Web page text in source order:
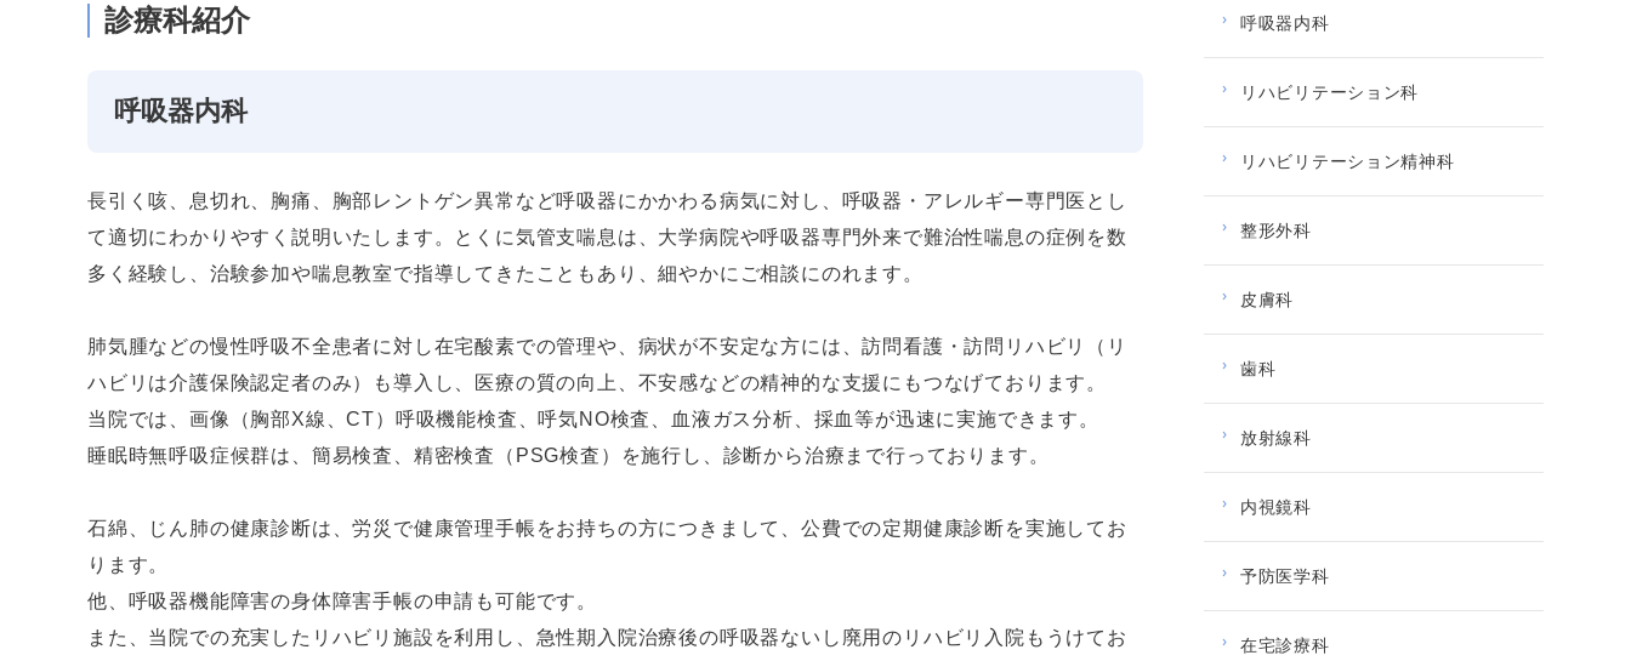
診療科紹介
呼吸器内科
長引く咳、息切れ、胸痛、胸部レントゲン異常など呼吸器にかかわる病気に対し、呼吸器・アレルギー専門医とし
て適切にわかりやすく説明いたします。とくに気管支喘息は、大学病院や呼吸器専門外来で難治性喘息の症例を数
多く経験し、治験参加や喘息教室で指導してきたこともあり、細やかにご相談にのれます。
肺気腫などの慢性呼吸不全患者に対し在宅酸素での管理や、病状が不安定な方には、訪問看護・訪問リハビリ（リ
ハビリは介護保険認定者のみ）も導入し、医療の質の向上、不安感などの精神的な支援にもつなげております。
当院では、画像（胸部X線、CT）呼吸機能検査、呼気NO検査、血液ガス分析、採血等が迅速に実施できます。
睡眠時無呼吸症候群は、簡易検査、精密検査（PSG検査）を施行し、診断から治療まで行っております。
石綿、じん肺の健康診断は、労災で健康管理手帳をお持ちの方につきまして、公費での定期健康診断を実施してお
ります。
他、呼吸器機能障害の身体障害手帳の申請も可能です。
また、当院での充実したリハビリ施設を利用し、急性期入院治療後の呼吸器ないし廃用のリハビリ入院もうけてお
呼吸器内科
リハビリテーション科
リハビリテーション精神科
整形外科
皮膚科
歯科
放射線科
内視鏡科
予防医学科
在宅診療科